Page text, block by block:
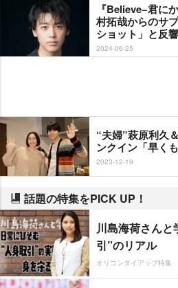
『Believe−君に
村拓哉からのサ
ショット」と反響
2024-06-25
“夫婦”萩原利久
ンクイン「早く
2023-12-19
話題の特集をPICK UP！
川島海荷さん
引”のリアル
オリコンタイアップ特集